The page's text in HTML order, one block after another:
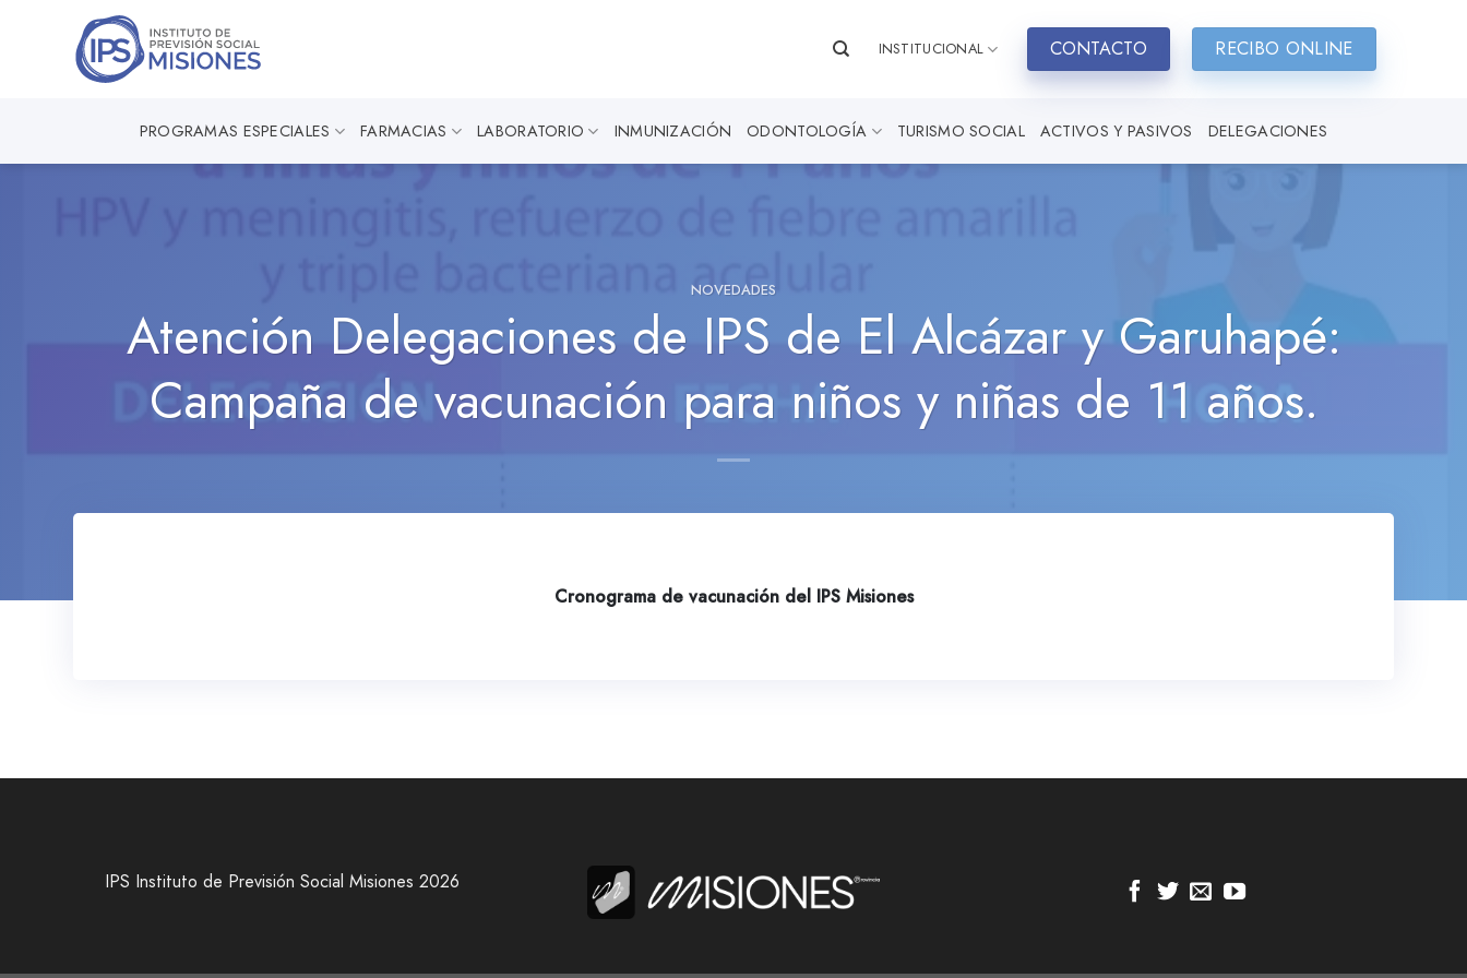
INSTITUCIONAL CONTACTO RECIBO ONLINE
PROGRAMAS ESPECIALES FARMACIAS LABORATORIO INMUNIZACIÓN ODONTOLOGÍA TURISMO SOCIAL ACTIVOS Y PASIVOS DELEGACIONES
NOVEDADES
Atención Delegaciones de IPS de El Alcázar y Garuhapé:
Campaña de vacunación para niños y niñas de 11 años.
Cronograma de vacunación del IPS Misiones
IPS Instituto de Previsión Social Misiones 2026